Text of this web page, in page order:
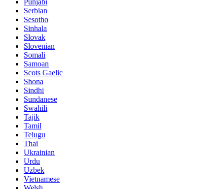
Punjabi
Serbian
Sesotho
Sinhala
Slovak
Slovenian
Somali
Samoan
Scots Gaelic
Shona
Sindhi
Sundanese
Swahili
Tajik
Tamil
Telugu
Thai
Ukrainian
Urdu
Uzbek
Vietnamese